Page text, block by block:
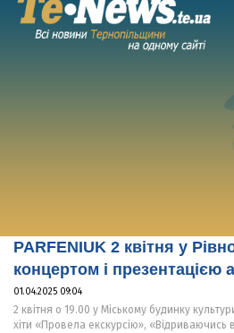
PARFENIUK 2 квітня у
концертом і
01.04.2025 09:04
2 квітня о 19.00 у Міському будинку
хіти «Провела екскурсію», «Відриваючись